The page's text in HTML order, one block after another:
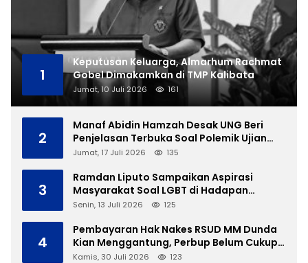
1
Keputusan Keluarga, Almarhum Rachmat
Gobel Dimakamkan di TMP Kalibata
Jumat, 10 Juli 2026 161
2
Manaf Abidin Hamzah Desak UNG Beri
Penjelasan Terbuka Soal Polemik Ujian
Skripsi Mahasiswi
Jumat, 17 Juli 2026 135
3
Ramdan Liputo Sampaikan Aspirasi
Masyarakat Soal LGBT di Hadapan
Gubernur Gusnar
Senin, 13 Juli 2026 125
4
Pembayaran Hak Nakes RSUD MM Dunda
Kian Menggantung, Perbup Belum Cukup
Tanpa Direktur Definitif
Kamis, 30 Juli 2026 123